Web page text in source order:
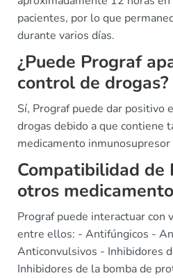
pacientes, por lo que
durante varios días.
¿Puede Prograf
control de drogas?
Sí, Prograf puede dar positivo
drogas debido a que contiene
medicamento inmunosupresor
Compatibilidad de
otros
Prograf puede interactuar con
entre ellos: - Antifúngicos -
Anticonvulsivos - Inhibidores
Inhibidores de la bomba de